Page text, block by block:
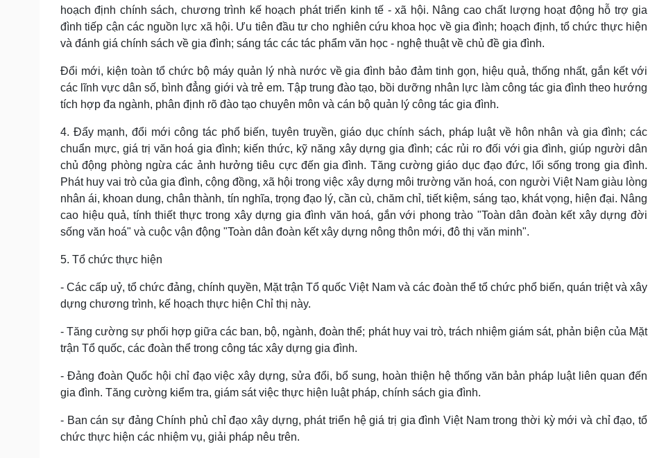
hoạch định chính sách, chương trình kế hoạch phát triển kinh tế - xã hội. Nâng cao chất lượng hoạt động hỗ trợ gia
đình tiếp cận các nguồn lực xã hội. Ưu tiên đầu tư cho nghiên cứu khoa học về gia đình; hoạch định, tổ chức thực hiện
và đánh giá chính sách về gia đình; sáng tác các tác phẩm văn học - nghệ thuật về chủ đề gia đình.
Đổi mới, kiện toàn tổ chức bộ máy quản lý nhà nước về gia đình bảo đảm tinh gọn, hiệu quả, thống nhất, gắn kết với
các lĩnh vực dân số, bình đẳng giới và trẻ em. Tập trung đào tạo, bồi dưỡng nhân lực làm công tác gia đình theo hướng
tích hợp đa ngành, phân định rõ đào tạo chuyên môn và cán bộ quản lý công tác gia đình.
4. Đẩy mạnh, đổi mới công tác phổ biến, tuyên truyền, giáo dục chính sách, pháp luật về hôn nhân và gia đình; các
chuẩn mực, giá trị văn hoá gia đình; kiến thức, kỹ năng xây dựng gia đình; các rủi ro đối với gia đình, giúp người dân
chủ động phòng ngừa các ảnh hưởng tiêu cực đến gia đình. Tăng cường giáo dục đạo đức, lối sống trong gia đình.
Phát huy vai trò của gia đình, cộng đồng, xã hội trong việc xây dựng môi trường văn hoá, con người Việt Nam giàu lòng
nhân ái, khoan dung, chân thành, tín nghĩa, trọng đạo lý, cần cù, chăm chỉ, tiết kiệm, sáng tạo, khát vọng, hiện đại. Nâng
cao hiệu quả, tính thiết thực trong xây dựng gia đình văn hoá, gắn với phong trào "Toàn dân đoàn kết xây dựng đời
sống văn hoá" và cuộc vận động "Toàn dân đoàn kết xây dựng nông thôn mới, đô thị văn minh".
5. Tổ chức thực hiện
- Các cấp uỷ, tổ chức đảng, chính quyền, Mặt trận Tổ quốc Việt Nam và các đoàn thể tổ chức phổ biến, quán triệt và xây
dựng chương trình, kế hoạch thực hiện Chỉ thị này.
- Tăng cường sự phối hợp giữa các ban, bộ, ngành, đoàn thể; phát huy vai trò, trách nhiệm giám sát, phản biện của Mặt
trận Tổ quốc, các đoàn thể trong công tác xây dựng gia đình.
- Đảng đoàn Quốc hội chỉ đạo việc xây dựng, sửa đổi, bổ sung, hoàn thiện hệ thống văn bản pháp luật liên quan đến
gia đình. Tăng cường kiểm tra, giám sát việc thực hiện luật pháp, chính sách gia đình.
- Ban cán sự đảng Chính phủ chỉ đạo xây dựng, phát triển hệ giá trị gia đình Việt Nam trong thời kỳ mới và chỉ đạo, tổ
chức thực hiện các nhiệm vụ, giải pháp nêu trên.